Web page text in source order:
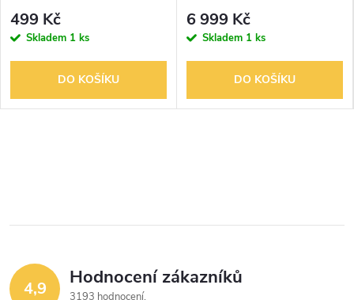
499 Kč
Skladem 1 ks
DO KOŠÍKU
6 999 Kč
Skladem 1 ks
DO KOŠÍKU
4,9 Hodnocení zákazníků
3193 hodnocení